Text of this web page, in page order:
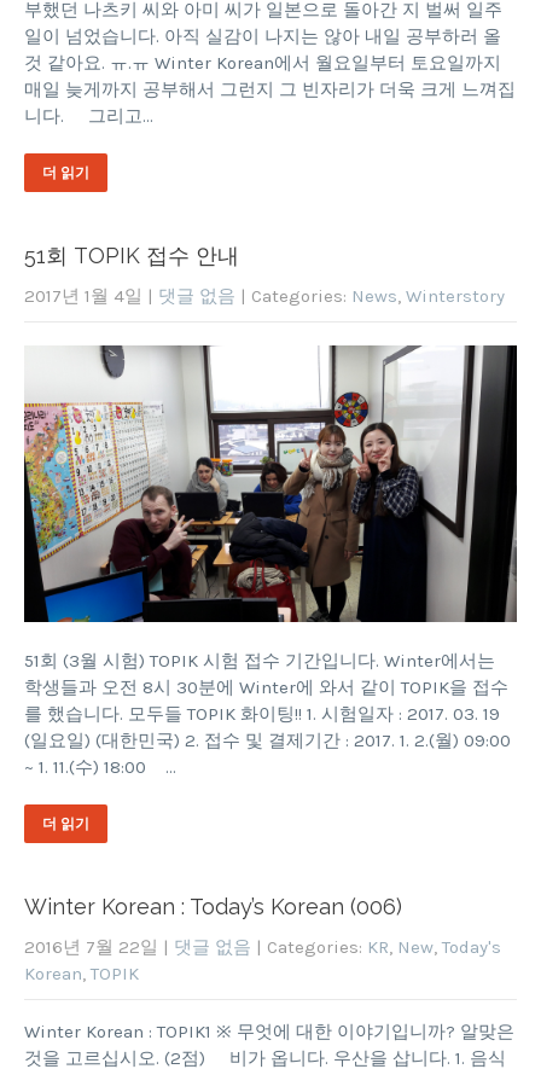
부했던 나츠키 씨와 아미 씨가 일본으로 돌아간 지 벌써 일주
일이 넘었습니다. 아직 실감이 나지는 않아 내일 공부하러 올
것 같아요. ㅠ.ㅠ Winter Korean에서 월요일부터 토요일까지
매일 늦게까지 공부해서 그런지 그 빈자리가 더욱 크게 느껴집
니다. 그리고…
더 읽기
51회 TOPIK 접수 안내
2017년 1월 4일 | 댓글 없음 | Categories: News Winterstory
51회 (3월 시험) TOPIK 시험 접수 기간입니다. Winter에서는
학생들과 오전 8시 30분에 Winter에 와서 같이 TOPIK을 접수
를 했습니다. 모두들 TOPIK 화이팅!! 1. 시험일자 : 2017. 03. 19
(일요일) (대한민국) 2. 접수 및 결제기간 : 2017. 1. 2.(월) 09:00
~ 1. 11.(수) 18:00 …
더 읽기
Winter Korean : Today’s Korean (006)
2016년 7월 22일 | 댓글 없음 | Categories: KR, New,Today's
Korean,TOPIK
Winter Korean : TOPIK1 ※ 무엇에 대한 이야기입니까? 알맞은
것을 고르십시오. (2점) 비가 옵니다. 우산을 삽니다. 1. 음식